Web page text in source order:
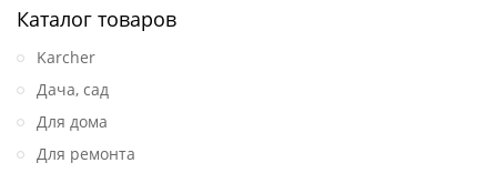
Каталог товаров
Karcher
Дача, сад
Для дома
Для ремонта